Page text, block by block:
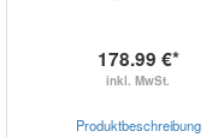
178.99 €*
inkl. MwSt.
Produktbeschreibung